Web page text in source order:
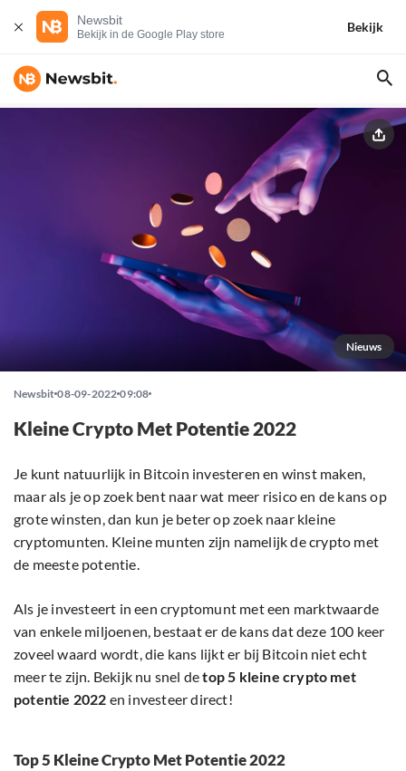
Newsbit
Bekijk in de Google Play store
Bekijk
Nieuws
Newsbit 08-09-2022 09:08
Kleine Crypto Met Potentie 2022
Je kunt natuurlijk in Bitcoin investeren en winst maken,
maar als je op zoek bent naar wat meer risico en de kans op
grote winsten, dan kun je beter op zoek naar kleine
cryptomunten. Kleine munten zijn namelijk de crypto met
de meeste potentie.
Als je investeert in een cryptomunt met een marktwaarde
van enkele miljoenen, bestaat er de kans dat deze 100 keer
zoveel waard wordt, die kans lijkt er bij Bitcoin niet echt
meer te zijn. Bekijk nu snel detop 5 kleine crypto met
potentie 2022 en investeer direct!
Top 5 Kleine Crypto Met Potentie 2022